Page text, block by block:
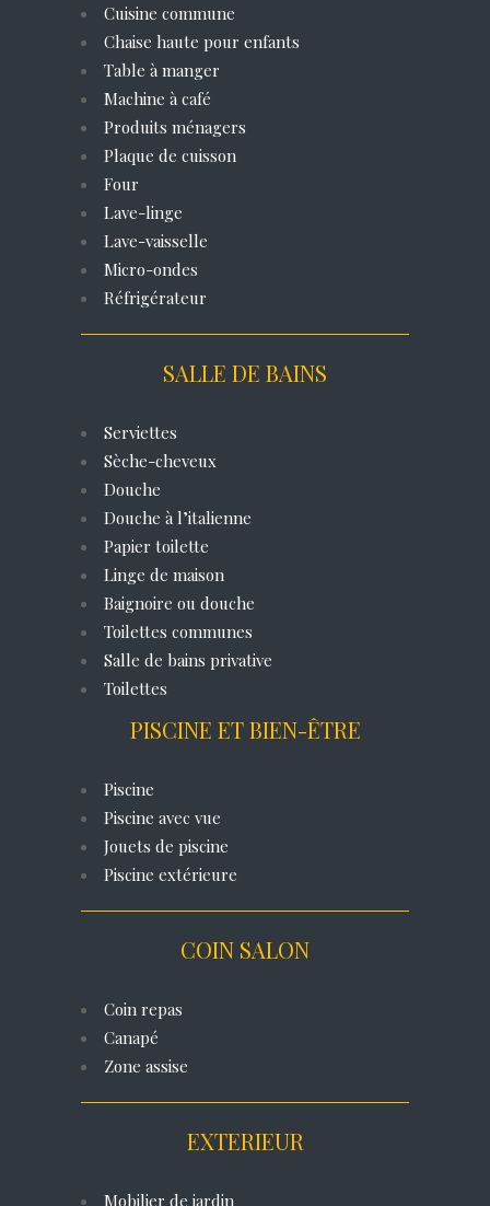
Cuisine commune
Chaise haute pour enfants
Table à manger
Machine à café
Produits ménagers
Plaque de cuisson
Four
Lave-linge
Lave-vaisselle
Micro-ondes
Réfrigérateur
SALLE DE BAINS
Serviettes
Sèche-cheveux
Douche
Douche à l’italienne
Papier toilette
Linge de maison
Baignoire ou douche
Toilettes communes
Salle de bains privative
Toilettes
PISCINE ET BIEN-ÊTRE
Piscine
Piscine avec vue
Jouets de piscine
Piscine extérieure
COIN SALON
Coin repas
Canapé
Zone assise
EXTERIEUR
Mobilier de jardin